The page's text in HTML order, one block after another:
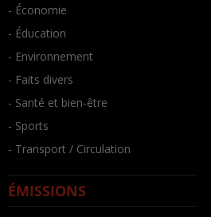
- Économie
- Éducation
- Environnement
- Faits divers
- Santé et bien-être
- Sports
- Transport / Circulation
ÉMISSIONS